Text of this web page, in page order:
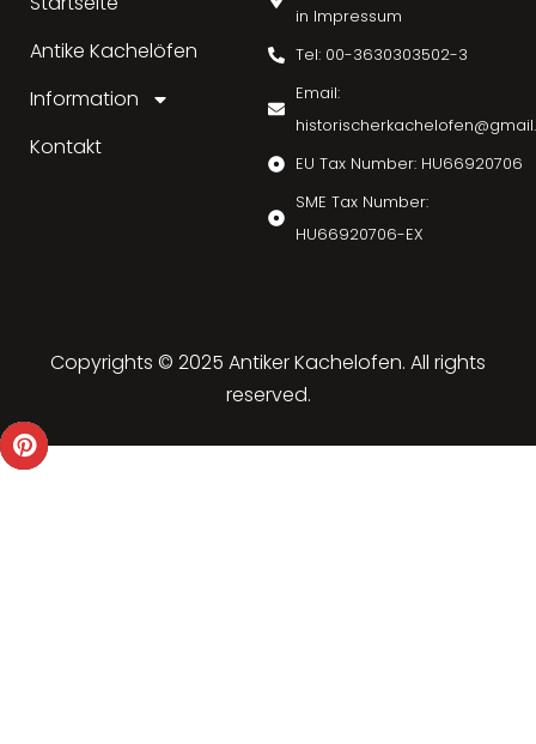
Antike Kachelöfen
Information
Kontakt
in Impressum
Tel: 00-3630303502-3
Email:
EU Tax Number: HU66920706
SME Tax Number:
HU66920706-EX
Copyrights © 2025 Antiker Kachelofen. All rights
reserved.